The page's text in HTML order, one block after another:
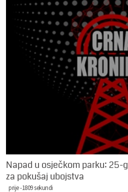
Napad u osječkom parku: 25-
za pokušaj ubojstva
prije -1809 sekundi